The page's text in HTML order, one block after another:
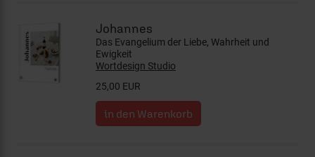
Johannes
Das Evangelium der Liebe, Wahrheit und
Ewigkeit
Wortdesign Studio
25,00 EUR